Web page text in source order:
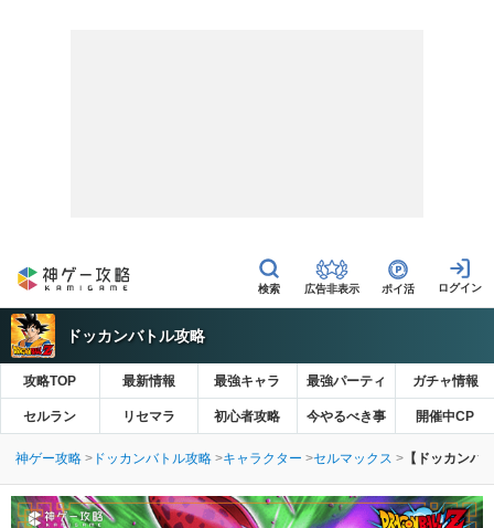
広告非表示 ポイ活
ドッカンバトル攻略
攻略TOP 最新情報 最強キャラ 最強パーティ ガチャ情報
セルラン リセマラ 初心者攻略 今やるべき事 開催中CP
神ゲー攻略 ドッカンバトル攻略 キャラクター セルマックス 【ドッカンバ